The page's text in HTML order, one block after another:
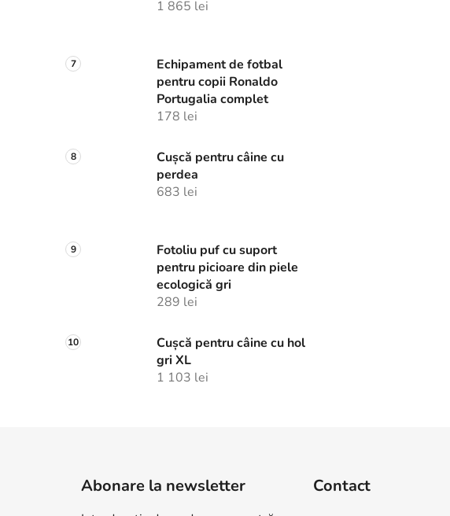
1 865 lei
Echipament de fotbal
pentru copii Ronaldo
Portugalia complet
178 lei
Cușcă pentru câine cu
perdea
683 lei
Fotoliu puf cu suport
pentru picioare din piele
ecologică gri
289 lei
Cușcă pentru câine cu hol
gri XL
1 103 lei
Abonare la newsletter Contact